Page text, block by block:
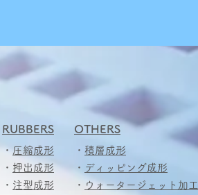
RUBBERS
・圧縮成形
・ 押出成形
・ 注型成形
OTHERS
・ 積層成形
・ ディッピング成形
・ ウォータージェット加工